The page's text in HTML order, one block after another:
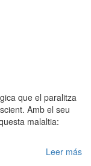
que el paralitza
Amb el seu
malaltia:
Leer más